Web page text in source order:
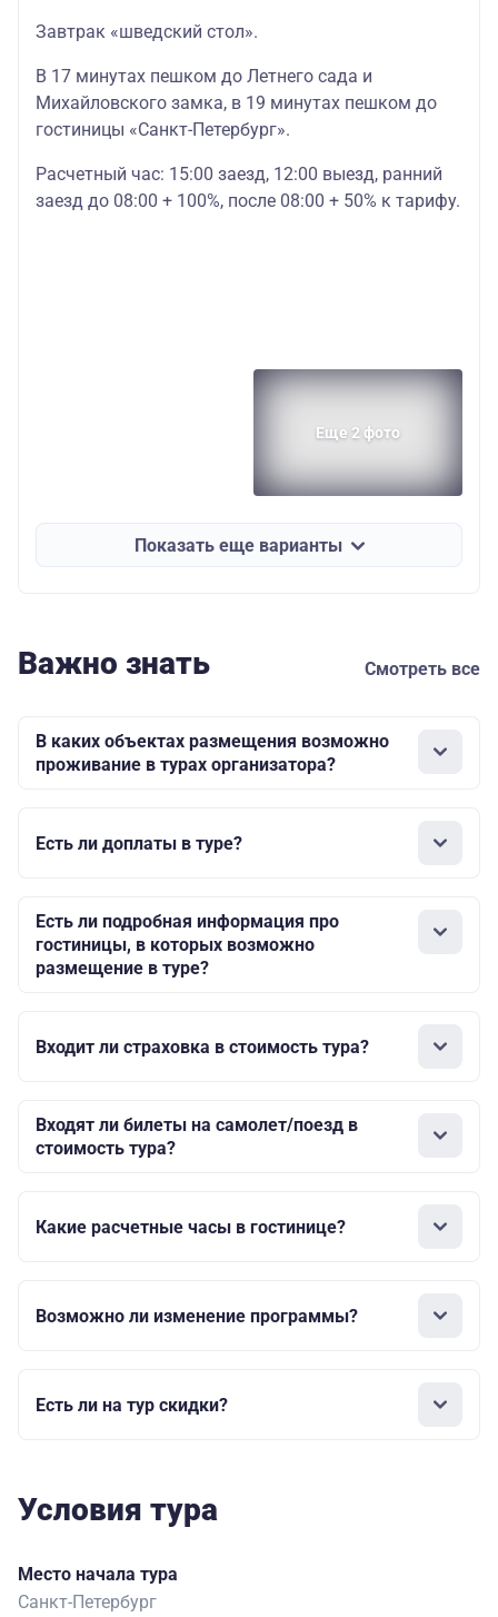
Завтрак «шведский стол».
В 17 минутах пешком до Летнего сада и
Михайловского замка, в 19 минутах пешком до
гостиницы «Санкт-Петербург».
Расчетный час: 15:00 заезд, 12:00 выезд, ранний
заезд до 08:00 + 100%, после 08:00 + 50% к тарифу.
Еще 2 фото
Показать еще варианты
Важно знать Смотреть все
В каких объектах размещения возможно
проживание в турах организатора?
Есть ли доплаты в туре?
Есть ли подробная информация про
гостиницы, в которых возможно
размещение в туре?
Входит ли страховка в стоимость тура?
Входят ли билеты на самолет/поезд в
стоимость тура?
Какие расчетные часы в гостинице?
Возможно ли изменение программы?
Есть ли на тур скидки?
Условия тура
Место начала тура
Санкт-Петербург